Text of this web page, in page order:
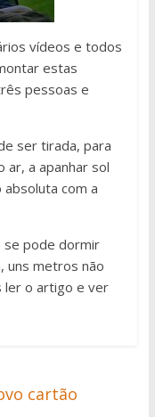
vídeos e todos
estas
pessoas e
ser tirada, para
ar, a apanhar sol
com a
se pode dormir
uns metros não
ler o artigo e ver
cartão